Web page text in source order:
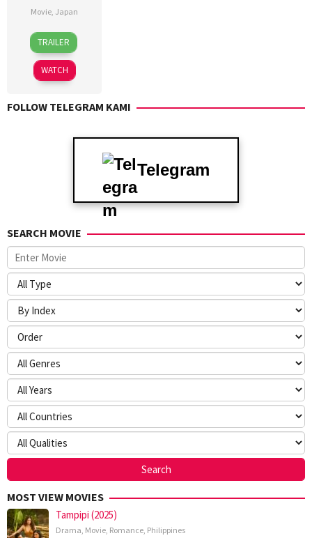
Movie, Japan
19
Jan
2019
TRAILER
WATCH
FOLLOW TELEGRAM KAMI
Telegram
SEARCH MOVIE
MOST VIEW MOVIES
Tampipi (2025)
Drama Movie Romance Philippines